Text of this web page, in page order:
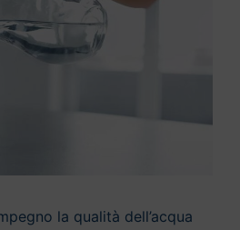
la qualità dell’acqua